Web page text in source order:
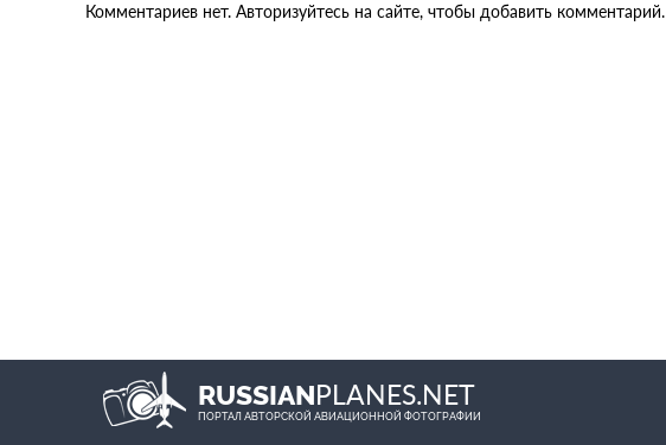
Комментариев нет. Авторизуйтесь на сайте, чтобы добавить комментарий.
RUSSIANPLANES.NET
ПОРТАЛ АВТОРСКОЙ АВИАЦИОННОЙ ФОТОГРАФИИ